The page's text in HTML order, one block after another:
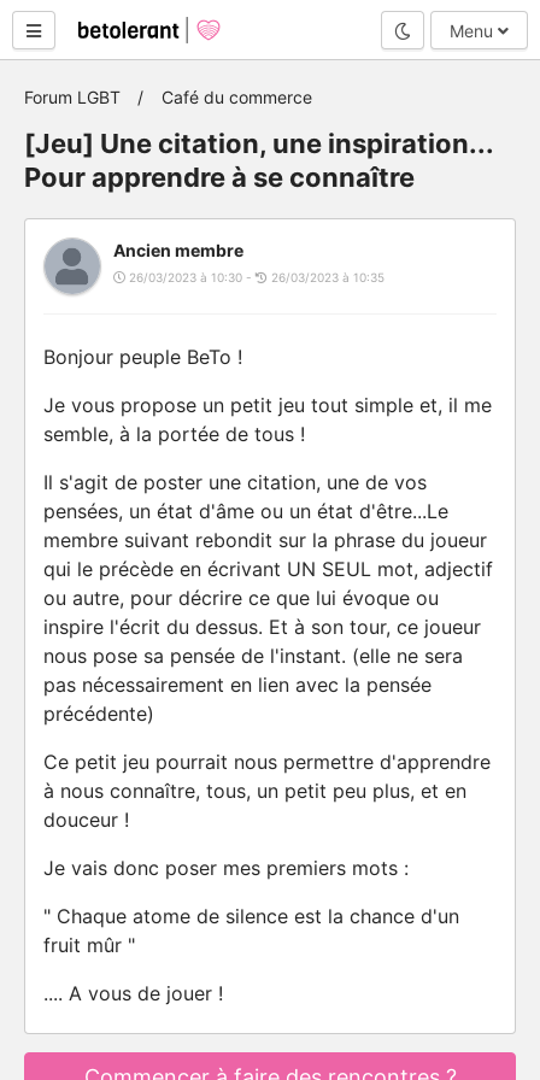
Mode nuit
Menu
Forum LGBT Café du commerce
[Jeu] Une citation, une inspiration...
Pour apprendre à se connaître
Ancien membre
26/03/2023 à 10:30 - 26/03/2023 à 10:35
Bonjour peuple BeTo !
Je vous propose un petit jeu tout simple et, il me
semble, à la portée de tous !
Il s'agit de poster une citation, une de vos
pensées, un état d'âme ou un état d'être...Le
membre suivant rebondit sur la phrase du joueur
qui le précède en écrivant UN SEUL mot, adjectif
ou autre, pour décrire ce que lui évoque ou
inspire l'écrit du dessus. Et à son tour, ce joueur
nous pose sa pensée de l'instant. (elle ne sera
pas nécessairement en lien avec la pensée
précédente)
Ce petit jeu pourrait nous permettre d'apprendre
à nous connaître, tous, un petit peu plus, et en
douceur !
Je vais donc poser mes premiers mots :
" Chaque atome de silence est la chance d'un
fruit mûr "
.... A vous de jouer !